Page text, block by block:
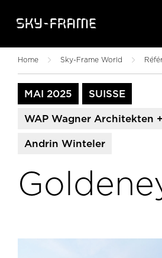
Home Sky-Frame World
MAI 2025 SUISSE
WAP Wagner Architekten
Andrin Winteler